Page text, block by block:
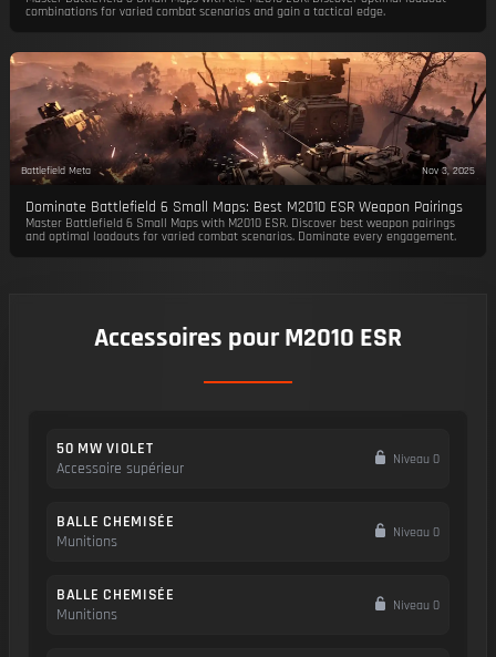
combinations for varied combat scenarios and gain a tactical edge.
Battlefield Meta Nov 3, 2025
Dominate Battlefield 6 Small Maps: Best M2010 ESR Weapon Pairings
Master Battlefield 6 Small Maps with M2010 ESR. Discover best weapon pairings
and optimal loadouts for varied combat scenarios. Dominate every engagement.
Accessoires pour M2010 ESR
50 MW VIOLET
Accessoire supérieur
Niveau 0
BALLE CHEMISÉE
Munitions
Niveau 0
BALLE CHEMISÉE
Munitions
Niveau 0